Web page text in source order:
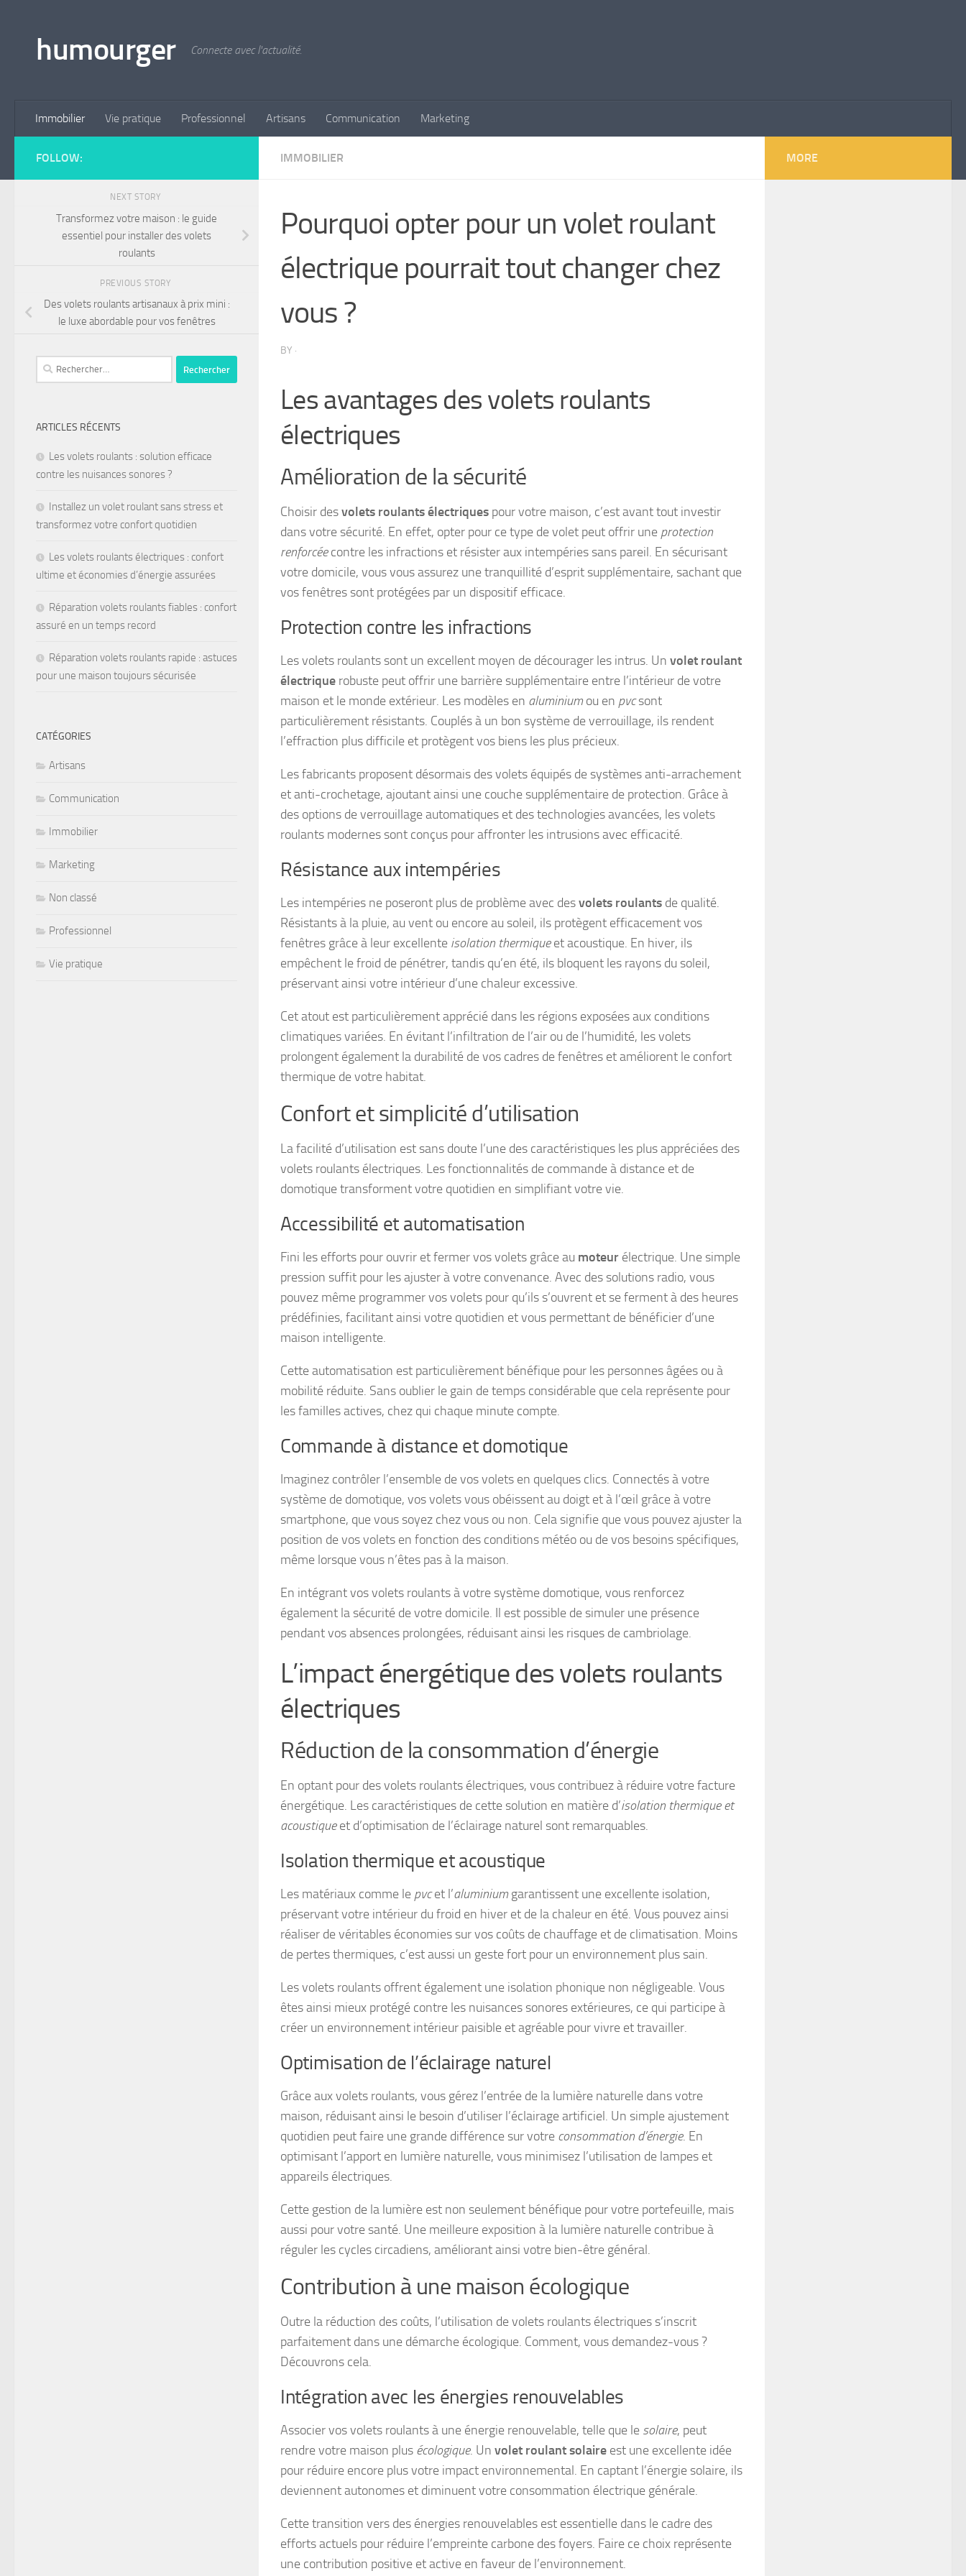
humourger Connecte avec l'actualité.
Immobilier Vie pratique Professionnel Artisans Communication Marketing
IMMOBILIER
Pourquoi opter pour un volet roulant
électrique pourrait tout changer chez
vous ?
BY ·
Les avantages des volets roulants
électriques
Amélioration de la sécurité
Choisir desvolets roulants électriques pour votre maison, c’est avant tout investir
dans votre sécurité. En effet, opter pour ce type de volet peut offrir une protection
renforcéecontre les infractions et résister aux intempéries sans pareil. En sécurisant
votre domicile, vous vous assurez une tranquillité d’esprit supplémentaire, sachant que
vos fenêtres sont protégées par un dispositif efficace.
Protection contre les infractions
Les volets roulants sont un excellent moyen de décourager les intrus. Un volet roulant
électrique robuste peut offrir une barrière supplémentaire entre l’intérieur de votre
maison et le monde extérieur. Les modèles en aluminiumou en pvcsont
particulièrement résistants. Couplés à un bon système de verrouillage, ils rendent
l’effraction plus difficile et protègent vos biens les plus précieux.
Les fabricants proposent désormais des volets équipés de systèmes anti-arrachement
et anti-crochetage, ajoutant ainsi une couche supplémentaire de protection. Grâce à
des options de verrouillage automatiques et des technologies avancées, les volets
roulants modernes sont conçus pour affronter les intrusions avec efficacité.
Résistance aux intempéries
Les intempéries ne poseront plus de problème avec desvolets roulants de qualité.
Résistants à la pluie, au vent ou encore au soleil, ils protègent efficacement vos
fenêtres grâce à leur excellente isolation thermiqueet acoustique. En hiver, ils
empêchent le froid de pénétrer, tandis qu’en été, ils bloquent les rayons du soleil,
préservant ainsi votre intérieur d’une chaleur excessive.
Cet atout est particulièrement apprécié dans les régions exposées aux conditions
climatiques variées. En évitant l’infiltration de l’air ou de l’humidité, les volets
prolongent également la durabilité de vos cadres de fenêtres et améliorent le confort
thermique de votre habitat.
Confort et simplicité d’utilisation
La facilité d’utilisation est sans doute l’une des caractéristiques les plus appréciées des
volets roulants électriques. Les fonctionnalités de commande à distance et de
domotique transforment votre quotidien en simplifiant votre vie.
Accessibilité et automatisation
Fini les efforts pour ouvrir et fermer vos volets grâce au moteur électrique. Une simple
pression suffit pour les ajuster à votre convenance. Avec des solutions radio, vous
pouvez même programmer vos volets pour qu’ils s’ouvrent et se ferment à des heures
prédéfinies, facilitant ainsi votre quotidien et vous permettant de bénéficier d’une
maison intelligente.
Cette automatisation est particulièrement bénéfique pour les personnes âgées ou à
mobilité réduite. Sans oublier le gain de temps considérable que cela représente pour
les familles actives, chez qui chaque minute compte.
Commande à distance et domotique
Imaginez contrôler l’ensemble de vos volets en quelques clics. Connectés à votre
système de domotique, vos volets vous obéissent au doigt et à l’œil grâce à votre
smartphone, que vous soyez chez vous ou non. Cela signifie que vous pouvez ajuster la
position de vos volets en fonction des conditions météo ou de vos besoins spécifiques,
même lorsque vous n’êtes pas à la maison.
En intégrant vos volets roulants à votre système domotique, vous renforcez
également la sécurité de votre domicile. Il est possible de simuler une présence
pendant vos absences prolongées, réduisant ainsi les risques de cambriolage.
L’impact énergétique des volets roulants
électriques
Réduction de la consommation d’énergie
En optant pour des volets roulants électriques, vous contribuez à réduire votre facture
énergétique. Les caractéristiques de cette solution en matière d’isolation thermique et
acoustiqueet d’optimisation de l’éclairage naturel sont remarquables.
Isolation thermique et acoustique
Les matériaux comme le pvcet l’aluminiumgarantissent une excellente isolation,
préservant votre intérieur du froid en hiver et de la chaleur en été. Vous pouvez ainsi
réaliser de véritables économies sur vos coûts de chauffage et de climatisation. Moins
de pertes thermiques, c’est aussi un geste fort pour un environnement plus sain.
Les volets roulants offrent également une isolation phonique non négligeable. Vous
êtes ainsi mieux protégé contre les nuisances sonores extérieures, ce qui participe à
créer un environnement intérieur paisible et agréable pour vivre et travailler.
Optimisation de l’éclairage naturel
Grâce aux volets roulants, vous gérez l’entrée de la lumière naturelle dans votre
maison, réduisant ainsi le besoin d’utiliser l’éclairage artificiel. Un simple ajustement
quotidien peut faire une grande différence sur votre consommation d’énergie. En
optimisant l’apport en lumière naturelle, vous minimisez l’utilisation de lampes et
appareils électriques.
Cette gestion de la lumière est non seulement bénéfique pour votre portefeuille, mais
aussi pour votre santé. Une meilleure exposition à la lumière naturelle contribue à
réguler les cycles circadiens, améliorant ainsi votre bien-être général.
Contribution à une maison écologique
Outre la réduction des coûts, l’utilisation de volets roulants électriques s’inscrit
parfaitement dans une démarche écologique. Comment, vous demandez-vous ?
Découvrons cela.
Intégration avec les énergies renouvelables
Associer vos volets roulants à une énergie renouvelable, telle que le solaire, peut
rendre votre maison plus écologique. Un volet roulant solaire est une excellente idée
pour réduire encore plus votre impact environnemental. En captant l’énergie solaire, ils
deviennent autonomes et diminuent votre consommation électrique générale.
Cette transition vers des énergies renouvelables est essentielle dans le cadre des
efforts actuels pour réduire l’empreinte carbone des foyers. Faire ce choix représente
une contribution positive et active en faveur de l’environnement.
FOLLOW:
NEXT STORY
Transformez votre maison : le guide
essentiel pour installer des volets
roulants
PREVIOUS STORY
Des volets roulants artisanaux à prix mini :
le luxe abordable pour vos fenêtres
ARTICLES RÉCENTS
Les volets roulants : solution efficace
contre les nuisances sonores ?
Installez un volet roulant sans stress et
transformez votre confort quotidien
Les volets roulants électriques : confort
ultime et économies d’énergie assurées
Réparation volets roulants fiables : confort
assuré en un temps record
Réparation volets roulants rapide : astuces
pour une maison toujours sécurisée
CATÉGORIES
Artisans
Communication
Immobilier
Marketing
Non classé
Professionnel
Vie pratique
MORE